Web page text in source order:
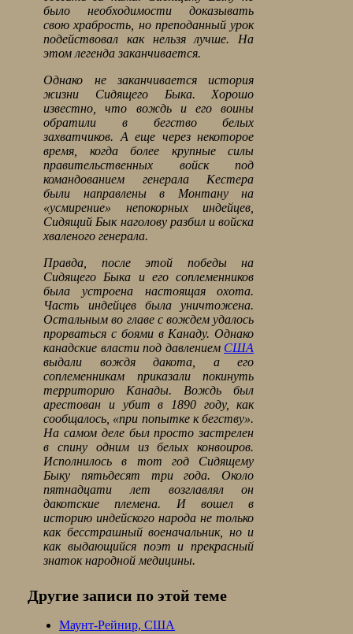
было необходимости доказывать
свою храбрость, но преподанный урок
подействовал как нельзя лучше. На
этом легенда заканчивается.
Однако не заканчивается история
жизни Сидящего Быка. Хорошо
известно, что вождь и его воины
обратили в бегство белых
захватчиков. А еще через некоторое
время, когда более крупные силы
правительственных войск под
командованием генерала Кестера
были направлены в Монтану на
«усмирение» непокорных индейцев,
Сидящий Бык наголову разбил и войска
хваленого генерала.
Правда, после этой победы на
Сидящего Быка и его соплеменников
была устроена настоящая охота.
Часть индейцев была уничтожена.
Остальным во главе с вождем удалось
прорваться с боями в Канаду. Однако
канадские власти под давлением США
выдали вождя дакота, а его
соплеменникам приказали покинуть
территорию Канады. Вождь был
арестован и убит в 1890 году, как
сообщалось, «при попытке к бегству».
На самом деле был просто застрелен
в спину одним из белых конвоиров.
Исполнилось в тот год Сидящему
Быку пятьдесят три года. Около
пятнадцати лет возглавлял он
дакотские племена. И вошел в
историю индейского народа не только
как бесстрашный военачальник, но и
как выдающийся поэт и прекрасный
знаток народной медицины.
Другие записи по этой теме
Маунт-Рейнир, США